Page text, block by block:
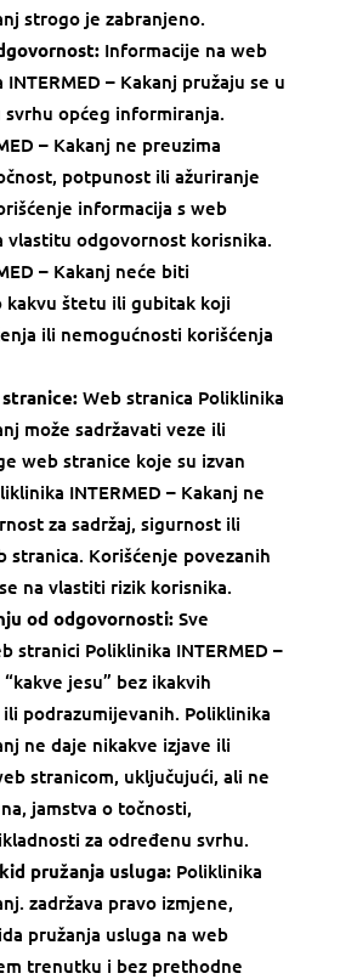
strogo je zabranjeno.
Informacije na web
– Kakanj pružaju se u
općeg informiranja.
– Kakanj ne preuzima
potpunost ili ažuriranje
informacija s web
vlastitu odgovornost korisnika.
– Kakanj neće biti
kakvu štetu ili gubitak koji
ili nemogućnosti korišćenja
Web stranica Poliklinika
može sadržavati veze ili
web stranice koje su izvan
INTERMED – Kakanj ne
za sadržaj, sigurnost ili
stranica. Korišćenje povezanih
na vlastiti rizik korisnika.
od odgovornosti:Sve
stranici Poliklinika INTERMED –
jesu” bez ikakvih
podrazumijevanih. Poliklinika
ne daje nikakve izjave ili
stranicom, uključujući, ali ne
jamstva o točnosti,
za određenu svrhu.
pružanja usluga: Poliklinika
. zadržava pravo izmjene,
pružanja usluga na web
trenutku i bez prethodne